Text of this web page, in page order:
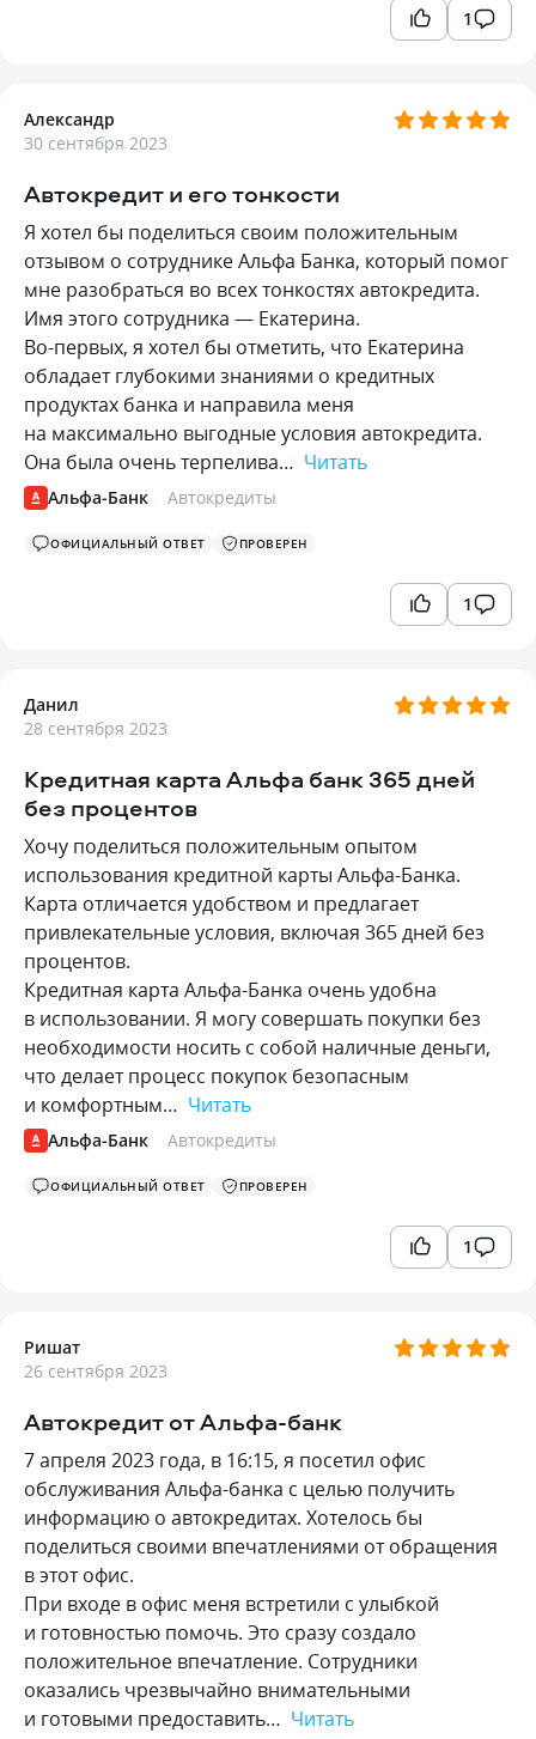
1
Александр
30 сентября 2023
Автокредит и его тонкости
Я хотел бы поделиться своим положительным
отзывом о сотруднике Альфа Банка, который помог
мне разобраться во всех тонкостях автокредита.
Имя этого сотрудника — Екатерина.
Во-первых, я хотел бы отметить, что Екатерина
обладает глубокими знаниями о кредитных
продуктах банка и направила меня
на максимально выгодные условия автокредита.
Она была очень терпелива… Читать
Альфа-Банк Автокредиты
ОФИЦИАЛЬНЫЙ ОТВЕТ ПРОВЕРЕН
1
Данил
28 сентября 2023
Кредитная карта Альфа банк 365 дней
без процентов
Хочу поделиться положительным опытом
использования кредитной карты Альфа-Банка.
Карта отличается удобством и предлагает
привлекательные условия, включая 365 дней без
процентов.
Кредитная карта Альфа-Банка очень удобна
в использовании. Я могу совершать покупки без
необходимости носить с собой наличные деньги,
что делает процесс покупок безопасным
и комфортным… Читать
Альфа-Банк Автокредиты
ОФИЦИАЛЬНЫЙ ОТВЕТ ПРОВЕРЕН
1
Ришат
26 сентября 2023
Автокредит от Альфа-банк
7 апреля 2023 года, в 16:15, я посетил офис
обслуживания Альфа-банка с целью получить
информацию о автокредитах. Хотелось бы
поделиться своими впечатлениями от обращения
в этот офис.
При входе в офис меня встретили с улыбкой
и готовностью помочь. Это сразу создало
положительное впечатление. Сотрудники
оказались чрезвычайно внимательными
и готовыми предоставить… Читать